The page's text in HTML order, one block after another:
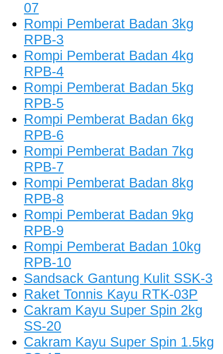
07
Rompi Pemberat Badan 3kg
RPB-3
Rompi Pemberat Badan 4kg
RPB-4
Rompi Pemberat Badan 5kg
RPB-5
Rompi Pemberat Badan 6kg
RPB-6
Rompi Pemberat Badan 7kg
RPB-7
Rompi Pemberat Badan 8kg
RPB-8
Rompi Pemberat Badan 9kg
RPB-9
Rompi Pemberat Badan 10kg
RPB-10
Sandsack Gantung Kulit SSK-3
Raket Tonnis Kayu RTK-03P
Cakram Kayu Super Spin 2kg
SS-20
Cakram Kayu Super Spin 1.5kg